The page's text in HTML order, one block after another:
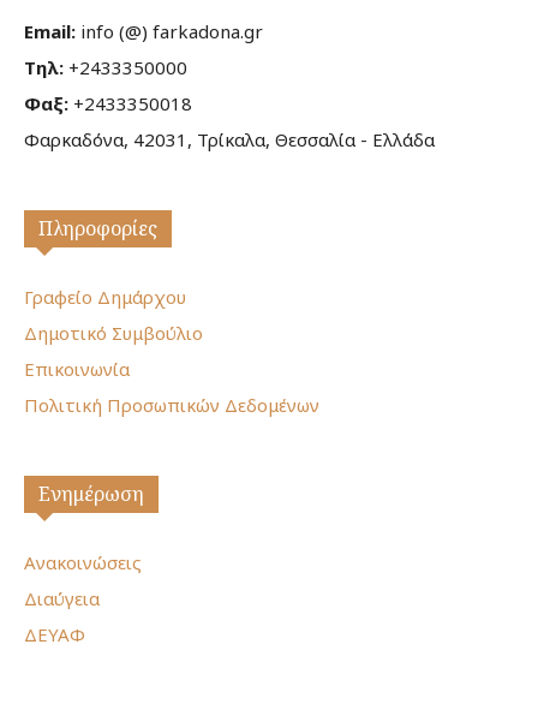
Email: info (@) farkadona.gr
Τηλ: +2433350000
Φαξ: +2433350018
Φαρκαδόνα, 42031, Τρίκαλα, Θεσσαλία - Ελλάδα
Πληροφορίες
Γραφείο Δημάρχου
Δημοτικό Συμβούλιο
Επικοινωνία
Πολιτική Προσωπικών Δεδομένων
Ενημέρωση
Ανακοινώσεις
Διαύγεια
ΔΕΥΑΦ